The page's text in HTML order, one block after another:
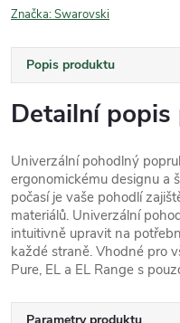
Značka:Swarovski
Popis produktu
Detailní
Univerzální pohodlný
ergonomickému designu a
počasí je vaše pohodlí
materiálů. Univerzální
intuitivně upravit na
každé straně. Vhodné pro
Pure, EL a EL Range s